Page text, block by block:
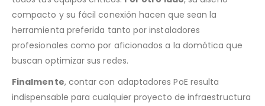
compacto y su fácil conexión hacen que sean la
herramienta preferida tanto por instaladores
profesionales como por aficionados a la domótica que
buscan optimizar sus redes.
Finalmente, contar con adaptadores PoE resulta
indispensable para cualquier proyecto de infraestructura